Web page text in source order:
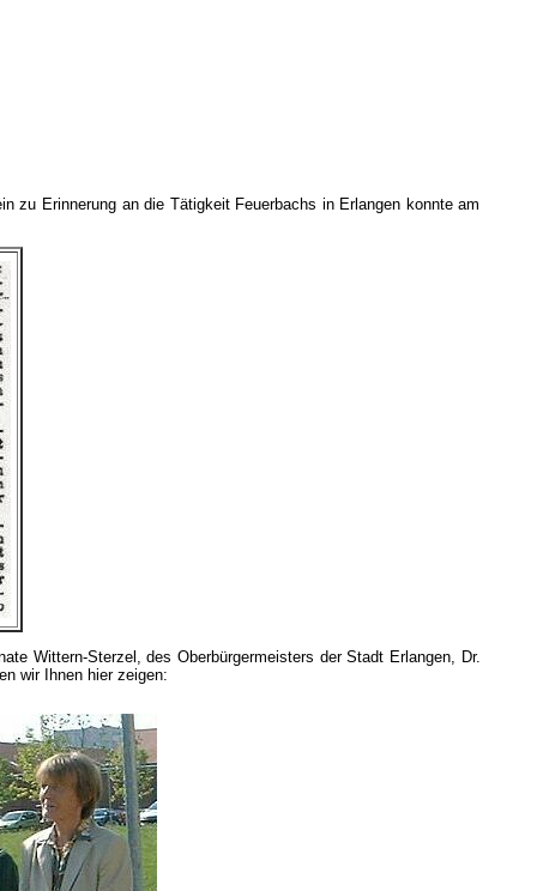
zu Erinnerung an die Tätigkeit Feuerbachs in Erlangen konnte am
Wittern-Sterzel, des Oberbürgermeisters der Stadt Erlangen, Dr.
wir Ihnen hier zeigen: